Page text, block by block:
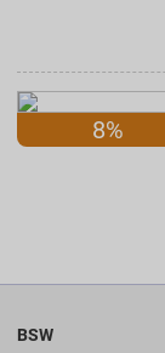
8%
BSW